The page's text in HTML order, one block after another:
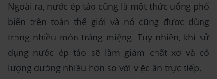
Ngoài ra, nước ép táo cũng là một thức uống phổ
biến trên toàn thế giới và nó cũng được dùng
trong nhiều món tráng miệng. Tuy nhiên, khi sử
dụng nước ép táo sẽ làm giảm chất xơ và có
lượng đường nhiều hơn so với việc ăn trực tiếp.